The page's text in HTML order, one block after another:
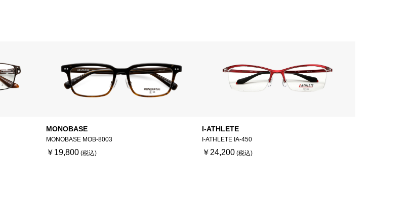
MONOBASE
MONOBASE MOB-8003
￥19,800
I-ATHLETE
I-ATHLETE IA-450
￥24,200